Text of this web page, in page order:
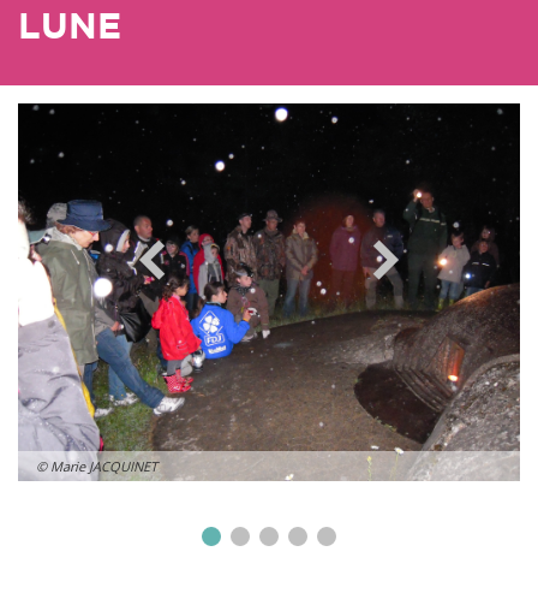
LUNE
© Marie JACQUINET